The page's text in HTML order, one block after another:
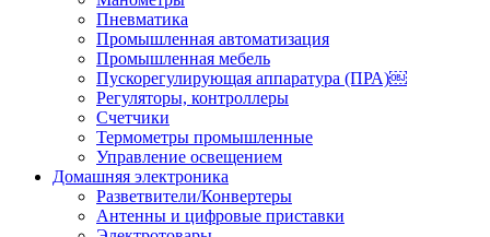
Пневматика
Промышленная автоматизация
Промышленная мебель
Пускорегулирующая аппаратура (ПРА)￼
Регуляторы, контроллеры
Счетчики
Термометры промышленные
Управление освещением
Домашняя электроника
Разветвители/Конвертеры
Антенны и цифровые приставки